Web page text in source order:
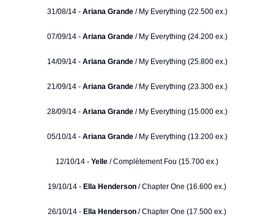
31/08/14 - Ariana Grande/ My Everything (22.500 ex.)
07/09/14 - Ariana Grande/ My Everything (24.200 ex.)
14/09/14 - Ariana Grande/ My Everything (25.800 ex.)
21/09/14 - Ariana Grande/ My Everything (23.300 ex.)
28/09/14 - Ariana Grande/ My Everything (15.000 ex.)
05/10/14 -Ariana Grande/ My Everything (13.200 ex.)
12/10/14 - Yelle / Complètement Fou (15.700 ex.)
19/10/14 - Ella Henderson / Chapter One (16.600 ex.)
26/10/14 - Ella Henderson / Chapter One (17.500 ex.)